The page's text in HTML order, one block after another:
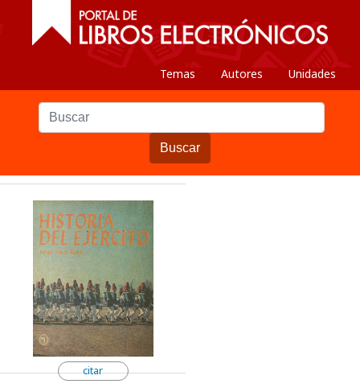
Temas Autores Unidades
Buscar
citar